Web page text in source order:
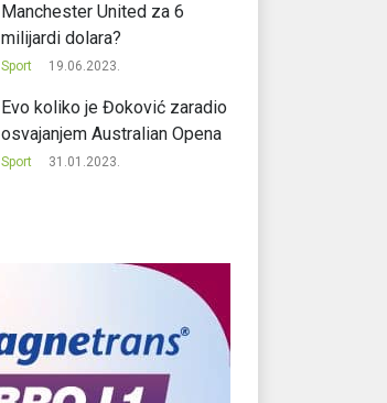
Manchester United za 6
milijardi dolara?
Sport 19.06.2023.
Evo koliko je Đoković zaradio
osvajanjem Australian Opena
Sport 31.01.2023.